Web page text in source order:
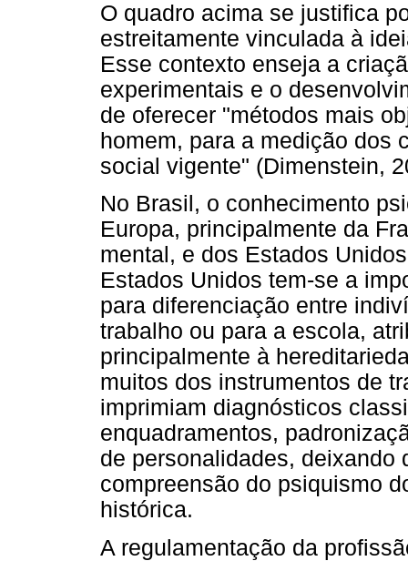
O quadro acima se justifica
estreitamente vinculada à
Esse contexto enseja a
experimentais e o
de oferecer "métodos mais
homem, para a medição dos
social vigente" (Dimenstein,
No Brasil, o conhecimento
Europa, principalmente da
mental, e dos Estados
Estados Unidos tem-se a
para diferenciação entre
trabalho ou para a escola,
principalmente à
muitos dos instrumentos de
imprimiam diagnósticos
enquadramentos,
de personalidades, deixando
compreensão do psiquismo
histórica.
A regulamentação da